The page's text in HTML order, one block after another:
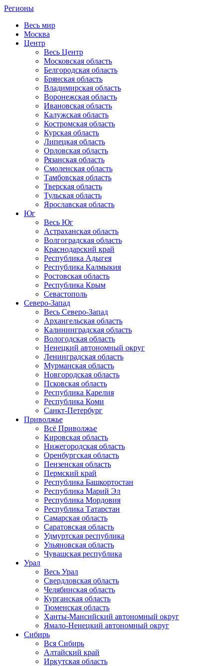
Регионы
Весь мир
Москва
Центр
Весь Центр
Московская область
Белгородская область
Брянская область
Владимирская область
Воронежская область
Ивановская область
Калужская область
Костромская область
Курская область
Липецкая область
Орловская область
Рязанская область
Смоленская область
Тамбовская область
Тверская область
Тульская область
Ярославская область
Юг
Весь Юг
Астраханская область
Волгоградская область
Краснодарский край
Республика Адыгея
Республика Калмыкия
Ростовская область
Республика Крым
Севастополь
Северо-Запад
Весь Северо-Запад
Архангельская область
Калининградская область
Вологодская область
Ненецкий автономный округ
Ленинградская область
Мурманская область
Новгородская область
Псковская область
Республика Карелия
Республика Коми
Санкт-Петербург
Приволжье
Всё Приволжье
Кировская область
Нижегородская область
Оренбургская область
Пензенская область
Пермский край
Республика Башкортостан
Республика Марий Эл
Республика Мордовия
Республика Татарстан
Самарская область
Саратовская область
Удмуртская республика
Ульяновская область
Чувашская республика
Урал
Весь Урал
Свердловская область
Челябинская область
Курганская область
Тюменская область
Ханты-Мансийский автономный округ
Ямало-Ненецкий автономный округ
Сибирь
Вся Сибирь
Алтайский край
Иркутская область